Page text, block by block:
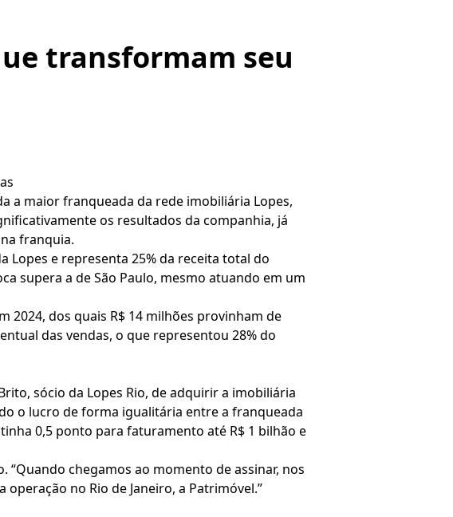
transformam seu
a maior franqueada da rede imobiliária Lopes,
os resultados da companhia, já
franquia.
Lopes e representa 25% da receita total do
supera a de São Paulo, mesmo atuando em um
2024, dos quais R$ 14 milhões provinham de
das vendas, o que representou 28% do
sócio da Lopes Rio, de adquirir a imobiliária
o lucro de forma igualitária entre a franqueada
0,5 ponto para faturamento até R$ 1 bilhão e
“Quando chegamos ao momento de assinar, nos
no Rio de Janeiro, a Patrimóvel.”